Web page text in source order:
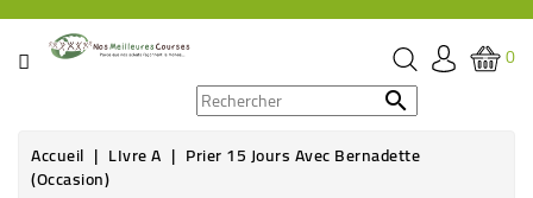
CATÉGORIE
ÉPICERIE
0

Accueil LIvre A Prier 15 Jours Avec Bernadette
(Occasion)